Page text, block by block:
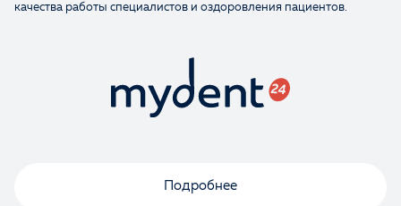
качества работы специалистов и оздоровления пациентов.
Подробнее